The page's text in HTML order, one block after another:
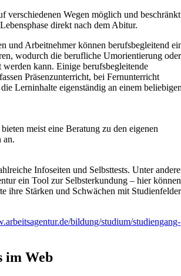
verschiedenen Wegen möglich und beschränkt
direkt nach dem Abitur.
und Arbeitnehmer können berufsbegleitend
wodurch die berufliche Umorientierung oder
kann. Einige berufsbegleitende
Präsenzunterricht, bei Fernunterricht
Lerninhalte eigenständig an einem
meist eine Beratung zu den eigenen
an.
Infoseiten und Selbsttests. Unter
ein Tool zur Selbsterkundung – hier können
ihre Stärken und Schwächen mit
bildung/studium/studiengang-
im Web